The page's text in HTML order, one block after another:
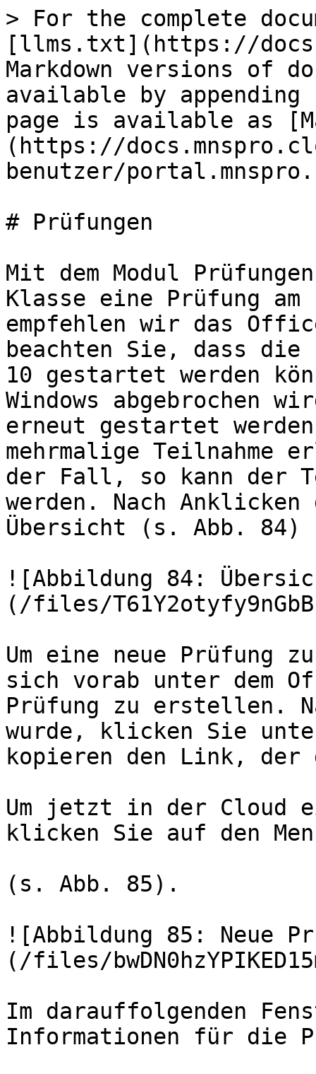
> For the complete
[llms.txt](https://
Markdown versions of
available by
page is available as
(https://
benutzer/
# Prüfungen
Mit dem Modul
Klasse eine Prüfung am
empfehlen wir das
beachten Sie, dass die
10 gestartet werden
Windows abgebrochen
erneut gestartet
mehrmalige
der Fall, so kann der
werden. Nach
Übersicht (s. Abb. 84)
![Abbildung 84:
(/files/
Um eine neue Prüfung
sich vorab unter dem
Prüfung zu erstellen.
wurde, klicken Sie
kopieren den Link,
Um jetzt in der Cloud
klicken Sie auf den
(s. Abb. 85).
![Abbildung 85: Neue
(/files/
Im darauffolgenden
Informationen für die